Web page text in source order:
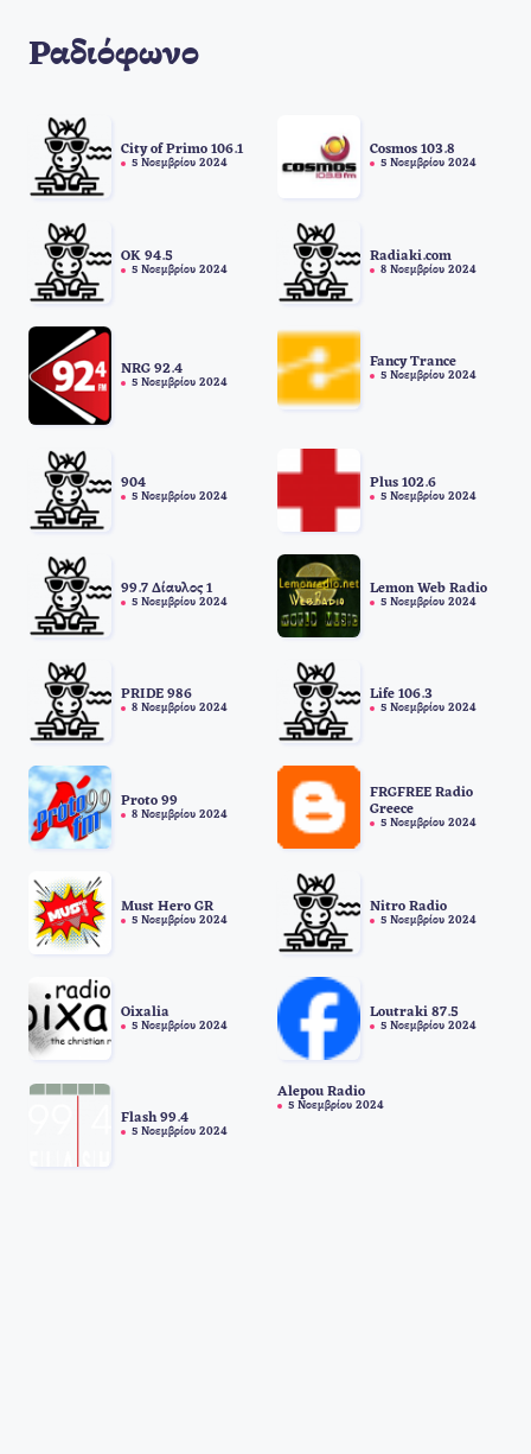
Ραδιόφωνο
City of Primo 106.1
5 Νοεμβρίου 2024
Cosmos 103.8
5 Νοεμβρίου 2024
OK 94.5
5 Νοεμβρίου 2024
Radiaki.com
8 Νοεμβρίου 2024
NRG 92.4
5 Νοεμβρίου 2024
Fancy Trance
5 Νοεμβρίου 2024
904
5 Νοεμβρίου 2024
Plus 102.6
5 Νοεμβρίου 2024
99.7 Δίαυλος 1
5 Νοεμβρίου 2024
Lemon Web Radio
5 Νοεμβρίου 2024
PRIDE 986
8 Νοεμβρίου 2024
Life 106.3
5 Νοεμβρίου 2024
Proto 99
8 Νοεμβρίου 2024
FRGFREE Radio
Greece
5 Νοεμβρίου 2024
Must Hero GR
5 Νοεμβρίου 2024
Nitro Radio
5 Νοεμβρίου 2024
Oixalia
5 Νοεμβρίου 2024
Loutraki 87.5
5 Νοεμβρίου 2024
Flash 99.4
5 Νοεμβρίου 2024
Alepou Radio
5 Νοεμβρίου 2024